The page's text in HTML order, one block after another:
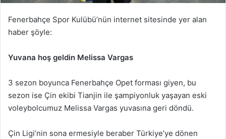
Fenerbahçe Spor Kulübü’nün internet sitesinde yer alan
haber şöyle:
Yuvana hoş geldin Melissa Vargas
3 sezon boyunca Fenerbahçe Opet forması giyen, bu
sezon ise Çin ekibi Tianjin ile şampiyonluk yaşayan eski
voleybolcumuz Melissa Vargas yuvasına geri döndü.
Çin Ligi’nin sona ermesiyle beraber Türkiye’ye dönen